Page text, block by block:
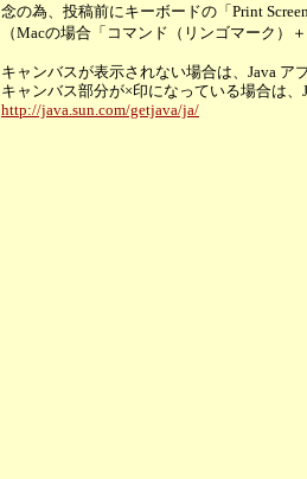
念の為、投稿前にキーボードの「Print
（Macの場合「コマンド（リンゴマーク）
キャンバスが表示されない場合は、Java
キャンバス部分が×印になっている場合は
http://java.sun.com/getjava/ja/